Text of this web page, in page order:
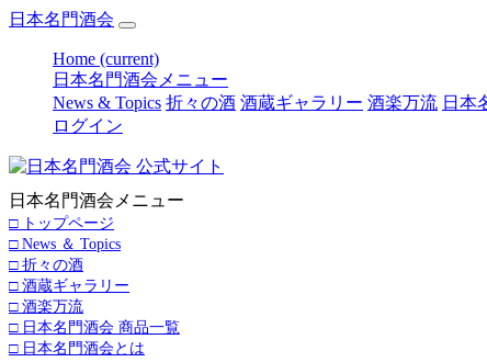
日本名門酒会
Home (current)
日本名門酒会メニュー
News & Topics 折々の酒 酒蔵ギャラリー 酒楽万流 日本
ログイン
日本名門酒会メニュー
□ トップページ
□ News ＆ Topics
□ 折々の酒
□ 酒蔵ギャラリー
□ 酒楽万流
□ 日本名門酒会 商品一覧
□ 日本名門酒会とは